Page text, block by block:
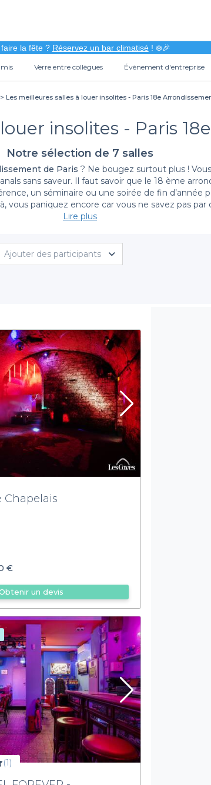
la fête ? Réservez un bar climatisé! ❄️🎉
Verre entre collègues Évènement d'entreprise
Les meilleures salles à louer insolites - Paris 18e
insolites - Paris
Notre sélection de 7 salles
de Paris ? Ne bougez surtout plus !
sans saveur. Il faut savoir que le 18 ème
un séminaire ou une soirée de fin d’année
vous paniquez encore car vous ne savez pas
vos recherches. Si vous avez besoin d’un
Lire plus
Ajouter des participants
Chapelais
€
un devis
(1)